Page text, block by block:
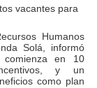
vacantes para
Solá, informó
en 10
y un
como plan